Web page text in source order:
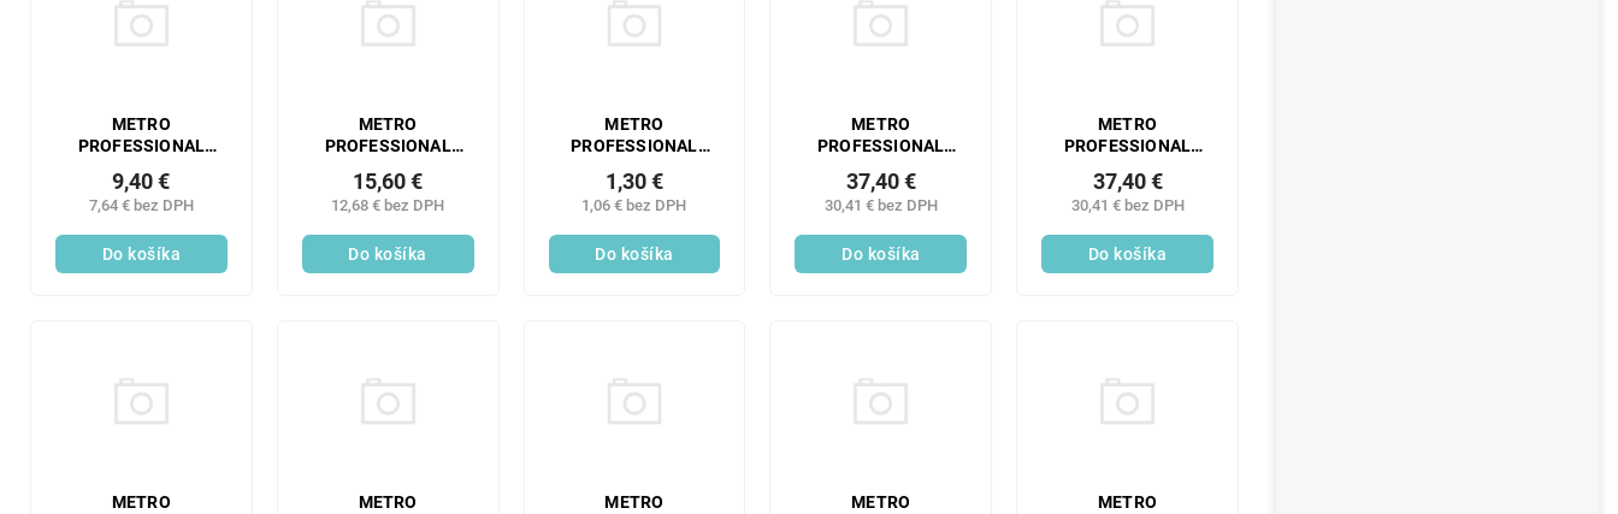
METRO
PROFESSIONAL
ks
7,64 € bez DPH
9,40 €
Do košíka
METRO
PROFESSIONAL
12 ks
12,68 € bez DPH
15,60 €
Do košíka
METRO
PROFESSIONAL
BAGUETTE 12 ks
1,06 € bez DPH
1,30 €
Do košíka
METRO
PROFESSIONAL
30,41 € bez DPH
37,40 €
Do košíka
METRO
PROFESSIONAL
12 ks
30,41 € bez DPH
37,40 €
Do košíka
METRO
METRO
METRO
METRO
METRO